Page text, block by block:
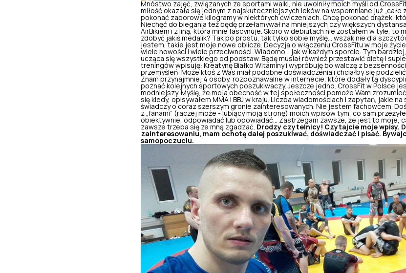
Mnóstwo zajęć, związanych ze sportami walki, nie uwolniły moich myśli od
miłość okazała się jednym z najskuteczniejszych leków na wspomniane już „całe
pokonać zaporowe kilogramy w niektórych ćwiczeniach. Chcę pokonać drążek,
Niechęć do biegania też będę przełamywał na mniejszych czy większych
AirBikiem i z liną, która mnie fascynuje. Skoro w debiutach nie zostałem w tyle, to
zdobyć jakiś medalik? Tak po prostu, tak tylko sobie myślę… wszak nie dla
jestem, takie jest moje nowe oblicze. Decyzja o włączeniu CrossFitu w moje
wiele nowości i wiele przeciwności. Wiadomo… jak w każdym sporcie. Tym
ucząca się wszystkiego od podstaw. Będę musiał również przestawić dietę i
treningów wpisuję: Kreatynę Białko Witaminyi wypróbuję bo walczę z
przemyśleń: Może ktoś z Was miał podobne doświadczenia i chciałby się
Znam przynajmniej 4 osoby, rozpoznawalne w internecie, które dodały tą
poznać kolejnych sportowych poszukiwaczy. Jeszcze jedno. CrossFit w Polsce
modniejszy. Myślę, że moja obecność w tej społeczności pomoże Wam
się kiedy, opisywałem MMA i BBJ w kraju. Liczba wiadomościach i zapytań, jakie
świadczy o coraz szerszym gronie zainteresowanych. Nie jestem fachowcem.
z „fanami” (raczej może - lubiący moją stronę) moich wpisów tym, co sam
obiektywnie, odpowiadać lub opowiadać... Zastrzegam zawsze, że jest to moje,
zawsze trzeba się ze mną zgadzać.
Drodzy czytelnicy! Czytajcie moje wpisy.
zainteresowaniu, mam ochotę dalej poszukiwać, doświadczać i pisać.
samopoczuciu.